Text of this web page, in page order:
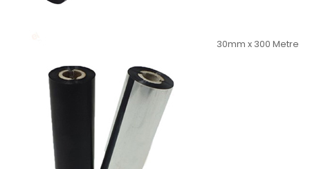
30mm x 300 Metre